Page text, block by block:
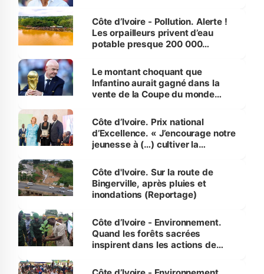
Côte d’Ivoire - Pollution. Alerte !
Les orpailleurs privent d’eau
potable presque 200 000
Le montant choquant que
Infantino aurait gagné dans la
vente de la Coupe du monde
Côte d’Ivoire. Prix national
d’Excellence. « J’encourage notre
jeunesse à (…) cultiver la
(Alassane Ouattara
Côte d'Ivoire. Sur la route de
Bingerville, après pluies et
inondations (Reportage)
Côte d’Ivoire - Environnement.
Quand les forêts sacrées
inspirent dans les actions de